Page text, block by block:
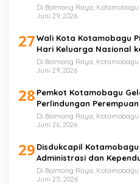
Di Bolmong Raya, Kotamobagu
Juni 29, 2026
27Wali Kota Kotamobagu
Hari Keluarga Nasional
Di Bolmong Raya, Kotamobagu
Juni 29, 2026
28 Pemkot Kotamobagu
Perlindungan
Di Bolmong Raya, Kotamobagu
Juni 26, 2026
29 Disdukcapil
Administrasi dan
Di Bolmong Raya, Kotamobagu
Juni 25, 2026